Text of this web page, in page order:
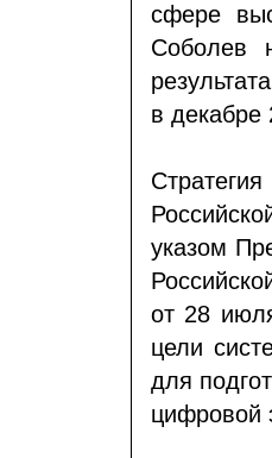
сфере
Соболев
в декабре
указом
от 28
цели
для
цифровой